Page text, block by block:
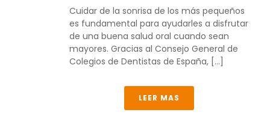
Cuidar de la sonrisa de los más pequeños
es fundamental para ayudarles a disfrutar
de una buena salud oral cuando sean
mayores. Gracias al Consejo General de
Colegios de Dentistas de España, [...]
LEER MAS